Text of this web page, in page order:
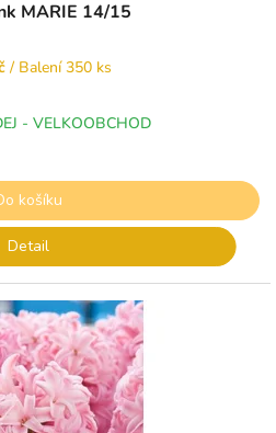
MARIE 14/15
/ Balení 350 ks
- VELKOOBCHOD
košíku
Detail